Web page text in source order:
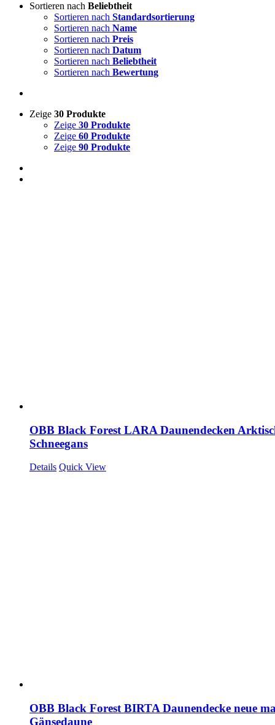
Sortieren nach Beliebtheit
Sortieren nach Standardsortierung
Sortieren nach Name
Sortieren nach Preis
Sortieren nach Datum
Sortieren nach Beliebtheit
Sortieren nach Bewertung
Zeige 30 Produkte
Zeige 30 Produkte
Zeige 60 Produkte
Zeige 90 Produkte
OBB Black Forest LARA Daunendecken
Schneegans
Details Quick View
OBB Black Forest BIRTA Daunendecke neue
Gänsedaune